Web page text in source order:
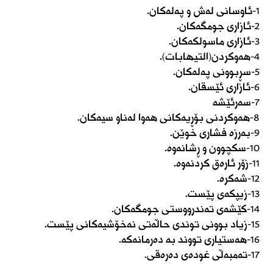
١-ئاوسانی لەش و پەلەکان.
٢-ئازاری جومگەکان.
٣-ئازاری ماسولکەکان.
٤-هەوکردن(التیهابات).
٥-سڕبوونی پەلەکان.
٦-ئازاری ئێسقان.
٧-سەرئێشە
٨-هەوکردنی بۆڕیەکانی هەوا لەناو سیەکان.
٩-بەرزە فشاری خوێن.
١٠-سکچوون و ڕشانەوە.
١١-زۆر ئارەق کردنەوە.
١٢-شەکرە.
١٣-زیپکەی پێست.
١٤-کێشەی تەندرووستی جومگەکان.
١٥-زیاد بوونی توندی حاڵەتی نەخۆشیەکانی پێست.
١٦-هەستیاری تووند بە دەرمانەکە.
١٧-تەمبەڵی غودەی دەرەقی.